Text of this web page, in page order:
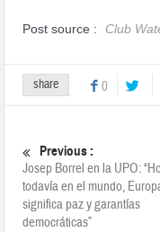
Post source : Club
share 0
Previous :
Josep Borrel en la UPO:
todavía en el mundo,
significa paz y garantías
democráticas”